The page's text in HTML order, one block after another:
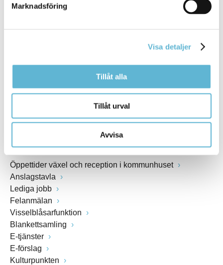
Marknadsföring
Visa detaljer
Tillåt alla
Tillåt urval
Avvisa
Box 18, 295 21 Bromölla
Fax: 0456-82 22 00
Öppettider växel och reception i kommunhuset
Anslagstavla
Lediga jobb
Felanmälan
Visselblåsarfunktion
Blankettsamling
E-tjänster
E-förslag
Kulturpunkten